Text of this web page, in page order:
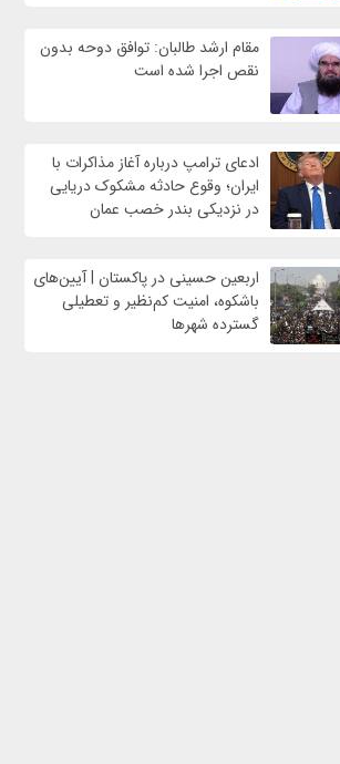
مقام ارشد طالبان: توافق دوحه بدون
نقص اجرا شده است
ادعای ترامپ درباره آغاز مذاکرات با
ایران؛ وقوع حادثه مشکوک دریایی
در نزدیکی بندر خصب عمان
اربعین حسینی در پاکستان | آیین‌های
باشکوه، امنیت کم‌نظیر و تعطیلی
گسترده شهرها